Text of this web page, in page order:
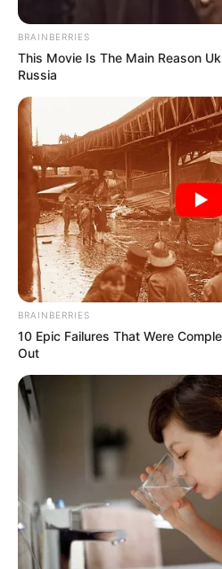
BRAINBERRIES
This Movie Is The Main Reason
Russia
BRAINBERRIES
10 Epic Failures That Were
Out